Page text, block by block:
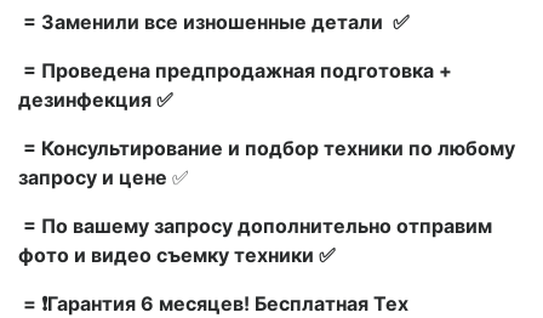
= Заменили все изношенные детали ✅
= Проведена предпродажная подготовка +
дезинфекция ✅
= Консультирование и подбор техники по любому
запросу и цене ✅
= По вашему запросу дополнительно отправим
фото и видео съемку техники ✅
= ❗Гарантия 6 месяцев! Бесплатная Тех